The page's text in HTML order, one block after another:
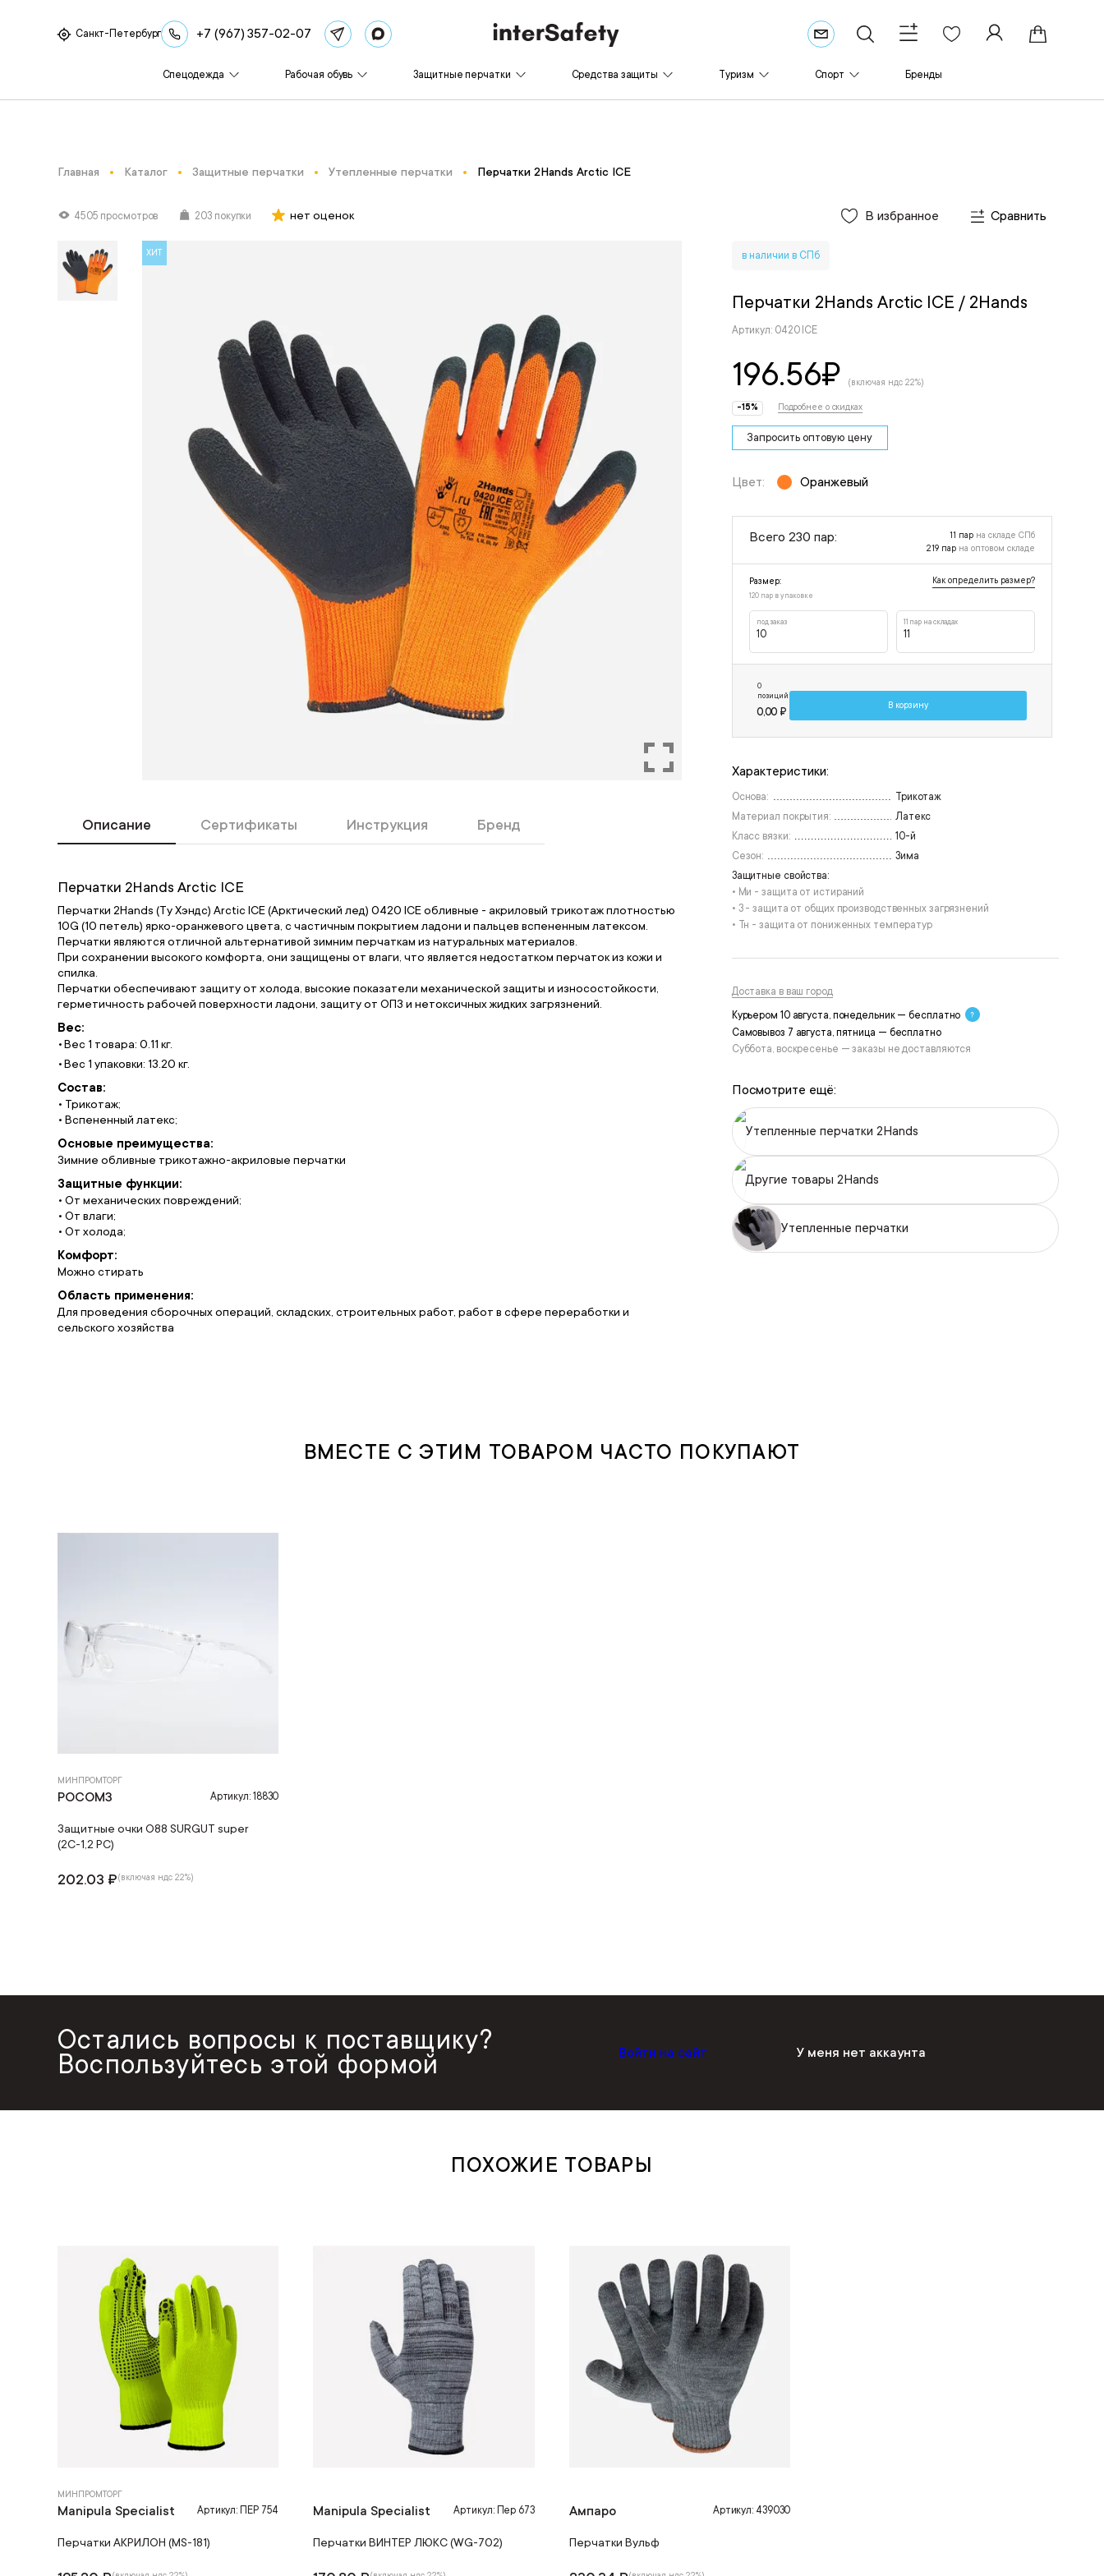
Санкт-Петербург +7 (967) 357-02-07
Спецодежда Рабочая обувь Защитные перчатки Средства защиты Туризм Спорт Бренды
Главная Каталог Защитные перчатки Утепленные перчатки Перчатки 2Hands Arctic ICE
4505 просмотров 203 покупки нет оценок В избранное Сравнить
ХИТ
Описание Сертификаты Инструкция Бренд
Перчатки 2Hands Arctic ICE
Перчатки 2Hands (Ту Хэндс) Arctic ICE (Арктический лед) 0420 ICE обливные - акриловый трикотаж плотностью
10G (10 петель) ярко-оранжевого цвета, с частичным покрытием ладони и пальцев вспененным латексом.
Перчатки являются отличной альтернативой зимним перчаткам из натуральных материалов.
При сохранении высокого комфорта, они защищены от влаги, что является недостатком перчаток из кожи и
спилка.
Перчатки обеспечивают защиту от холода, высокие показатели механической защиты и износостойкости,
герметичность рабочей поверхности ладони, защиту от ОПЗ и нетоксичных жидких загрязнений.
Вес:
Вес 1 товара: 0.11 кг.
Вес 1 упаковки: 13.20 кг.
Состав:
• Трикотаж;
• Вспененный латекс;
Основые преимущества:
Зимние обливные трикотажно-акриловые перчатки
Защитные функции:
• От механических повреждений;
• От влаги;
• От холода;
Комфорт:
Можно стирать
Область применения:
Для проведения сборочных операций, складских, строительных работ, работ в сфере переработки и
сельского хозяйства
в наличии в СПб
Перчатки 2Hands Arctic ICE / 2Hands
Артикул: 0420 ICE
196.56₽ (включая ндс 22%)
-15% Подробнее о скидках
Запросить оптовую цену
Цвет: Оранжевый
Всего 230 пар: 11 парна складе СПб
219 парна оптовом складе
Размер: Как определить размер?
120 пар в упаковке
под заказ
10
11 пар на складах
11
0
позиций
0,00 ₽
В корзину
Характеристики:
Основа:
Трикотаж
Материал покрытия:
Латекс
Класс вязки:
10-й
Сезон:
Зима
Защитные свойства:
• Ми - защита от истираний
• З - защита от общих производственных загрязнений
• Тн - защита от пониженных температур
Доставка в ваш город
Курьером 10 августа, понедельник — бесплатно
Самовывоз 7 августа, пятница — бесплатно
Суббота, воскресенье — заказы не доставляются
Посмотрите ещё:
Утепленные перчатки 2Hands
Другие товары 2Hands
Утепленные перчатки
ВМЕСТЕ С ЭТИМ ТОВАРОМ ЧАСТО ПОКУПАЮТ
МИНПРОМТОРГ
РОСОМЗ Артикул: 18830
Защитные очки O88 SURGUT super
(2С-1,2 PC)
202.03 ₽(включая ндс 22%)
Остались вопросы к поставщику?
Воспользуйтесь этой формой
Войти на сайт У меня нет аккаунта
ПОХОЖИЕ ТОВАРЫ
МИНПРОМТОРГ
Manipula Specialist Артикул: ПЕР 754
Перчатки АКРИЛОН (MS-181)
Manipula Specialist Артикул: Пер 673
Перчатки ВИНТЕР ЛЮКС (WG-702)
Ампаро Артикул: 439030
Перчатки Вульф